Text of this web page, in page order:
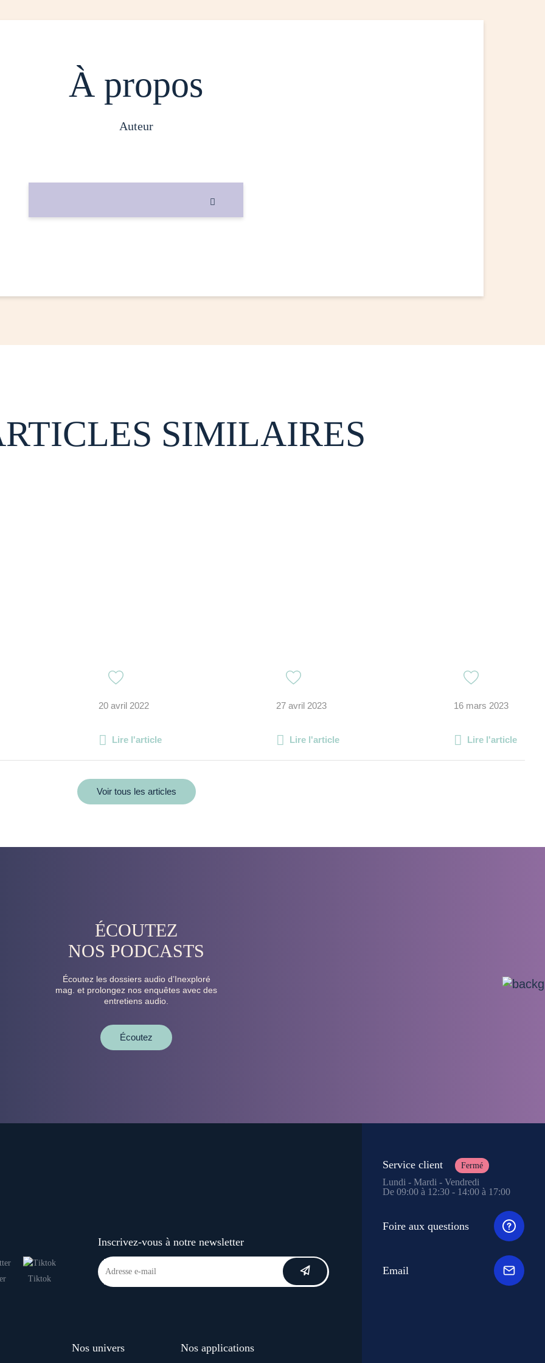
À propos
auteur

SIMILAIRES
20 avril 2022
Lire l'article
27 avril 2023
Lire l'article
16 mars 2023
Lire l'article
Voir tous les articles
ÉCOUTEZ
NOS PODCASTS
Écoutez les dossiers audio d’Inexploré
mag. et prolongez nos enquêtes avec des
entretiens audio.
Écoutez
Tiktok
Inscrivez-vous à notre newsletter
Nos univers Nos applications
Service client Fermé
Lundi - Mardi - Vendredi
De 09:00 à 12:30 - 14:00 à 17:00
Foire aux questions
Email